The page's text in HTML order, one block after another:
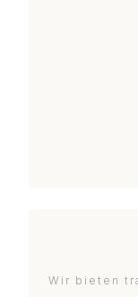
Wir bieten